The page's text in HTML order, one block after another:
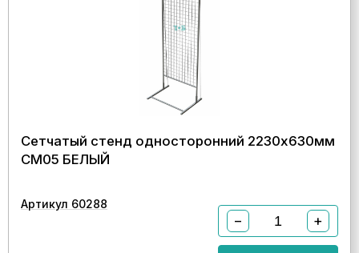
Сетчатый стенд односторонний 2230х630мм
СМ05 БЕЛЫЙ
Артикул 60288
− +